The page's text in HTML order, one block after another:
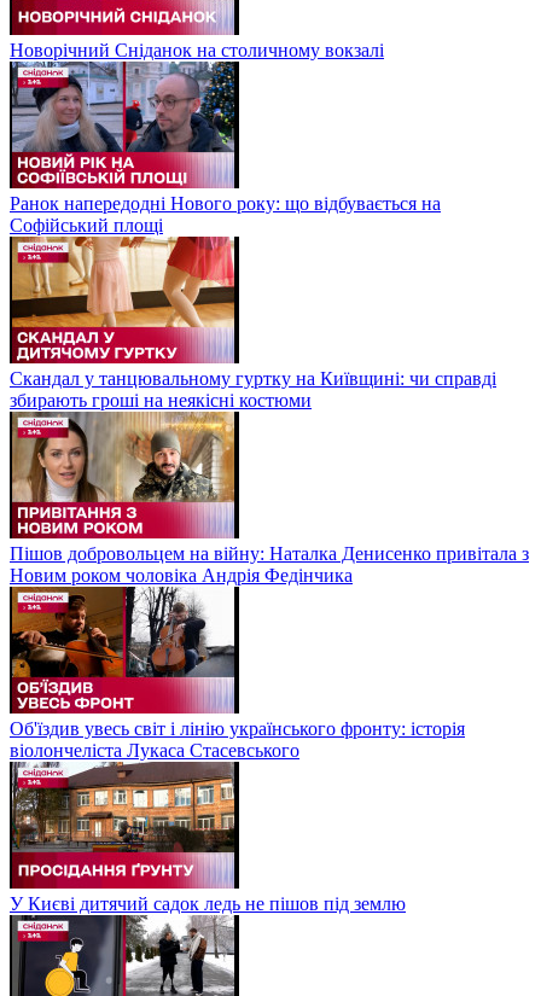
Новорічний Сніданок на столичному вокзалі
Ранок напередодні Нового року: що відбувається на
Софійський площі
Скандал у танцювальному гуртку на Київщині: чи справді
збирають гроші на неякісні костюми
Пішов добровольцем на війну: Наталка Денисенко привітала з
Новим роком чоловіка Андрія Федінчика
Об'їздив увесь світ і лінію українського фронту: історія
віолончеліста Лукаса Стасевського
У Києві дитячий садок ледь не пішов під землю